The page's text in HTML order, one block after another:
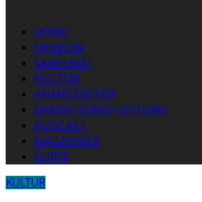
HOME
OPINION
SAMFUND
KULTUR
ANMELDELSER
DANSK HOMO-HISTORIE
PODCAST
MAGASINER
GUIDE
KULTUR